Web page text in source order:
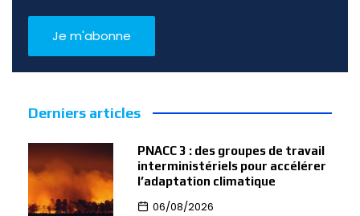
Derniers articles
PNACC 3 : des groupes de travail
interministériels pour accélérer
l’adaptation climatique
06/08/2026